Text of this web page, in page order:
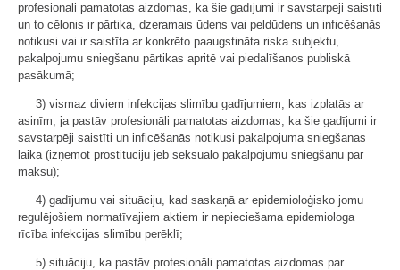
profesionāli pamatotas aizdomas, ka šie gadījumi ir savstarpēji saistīti
un to cēlonis ir pārtika, dzeramais ūdens vai peldūdens un inficēšanās
notikusi vai ir saistīta ar konkrēto paaugstināta riska subjektu,
pakalpojumu sniegšanu pārtikas apritē vai piedalīšanos publiskā
pasākumā;
3) vismaz diviem infekcijas slimību gadījumiem, kas izplatās ar
asinīm, ja pastāv profesionāli pamatotas aizdomas, ka šie gadījumi ir
savstarpēji saistīti un inficēšanās notikusi pakalpojuma sniegšanas
laikā (izņemot prostitūciju jeb seksuālo pakalpojumu sniegšanu par
maksu);
4) gadījumu vai situāciju, kad saskaņā ar epidemioloģisko jomu
regulējošiem normatīvajiem aktiem ir nepieciešama epidemiologa
rīcība infekcijas slimību perēklī;
5) situāciju, ka pastāv profesionāli pamatotas aizdomas par